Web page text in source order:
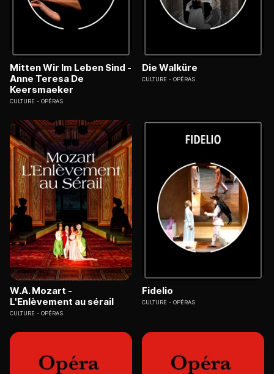
Mitten Wir Im Leben Sind -
Anne Teresa De
Keersmaeker
CULTURE OPÉRAS
Die Walküre
CULTURE OPÉRAS
W.A. Mozart -
L'Enlèvement au sérail
CULTURE OPÉRAS
Fidelio
CULTURE OPÉRAS